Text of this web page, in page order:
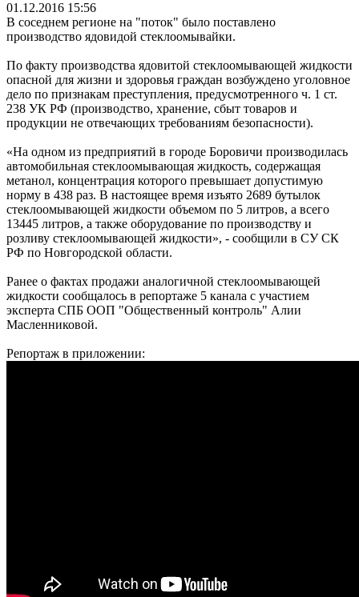
01.12.2016 15:56
В соседнем регионе на "поток" было поставлено
производство ядовидой стеклоомывайки.
По факту производства ядовитой стеклоомывающей жидкости
опасной для жизни и здоровья граждан возбуждено уголовное
дело по признакам преступления, предусмотренного ч. 1 ст.
238 УК РФ (производство, хранение, сбыт товаров и
продукции не отвечающих требованиям безопасности).
«На одном из предприятий в городе Боровичи производилась
автомобильная стеклоомывающая жидкость, содержащая
метанол, концентрация которого превышает допустимую
норму в 438 раз. В настоящее время изъято 2689 бутылок
стеклоомывающей жидкости объемом по 5 литров, а всего
13445 литров, а также оборудование по производству и
розливу стеклоомывающей жидкости», - сообщили в СУ СК
РФ по Новгородской области.
Ранее о фактах продажи аналогичной стеклоомывающей
жидкости сообщалось в репортаже 5 канала с участием
эксперта СПБ ООП "Общественный контроль" Алии
Масленниковой.
Репортаж в приложении: